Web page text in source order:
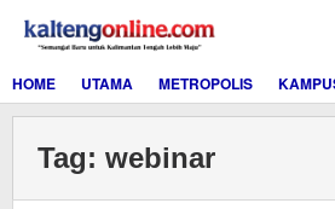
konten
HOME
UTAMA METROPOLIS
Tag: webinar